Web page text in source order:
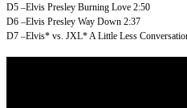
D5 –Elvis Presley Burning Love 2:50
D6 –Elvis Presley Way Down 2:37
D7 –Elvis* vs. JXL*A Little Less